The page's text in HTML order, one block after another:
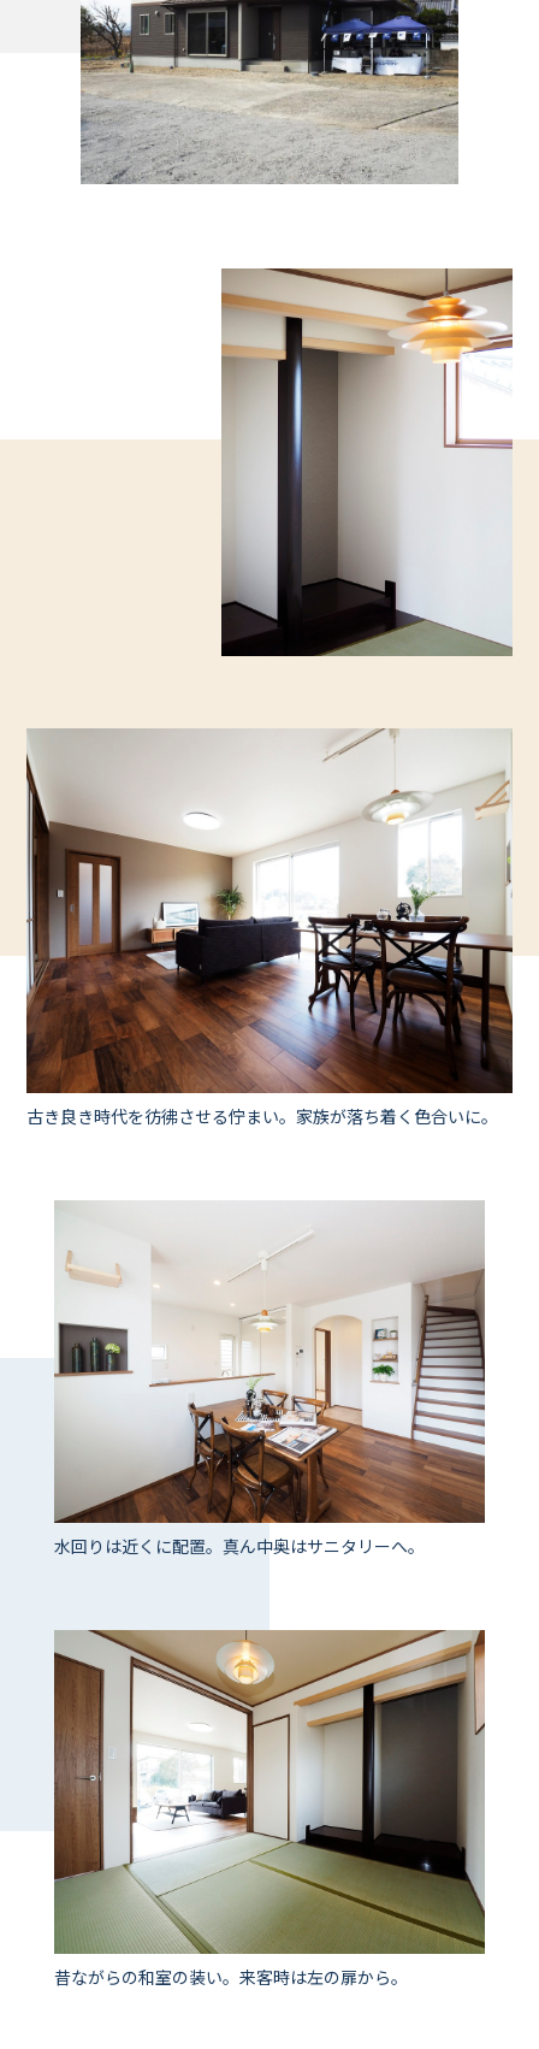
古き良き時代を彷彿させる佇まい。家族が落ち着く色合いに。
水回りは近くに配置。真ん中奥はサニタリーへ。
昔ながらの和室の装い。来客時は左の扉から。